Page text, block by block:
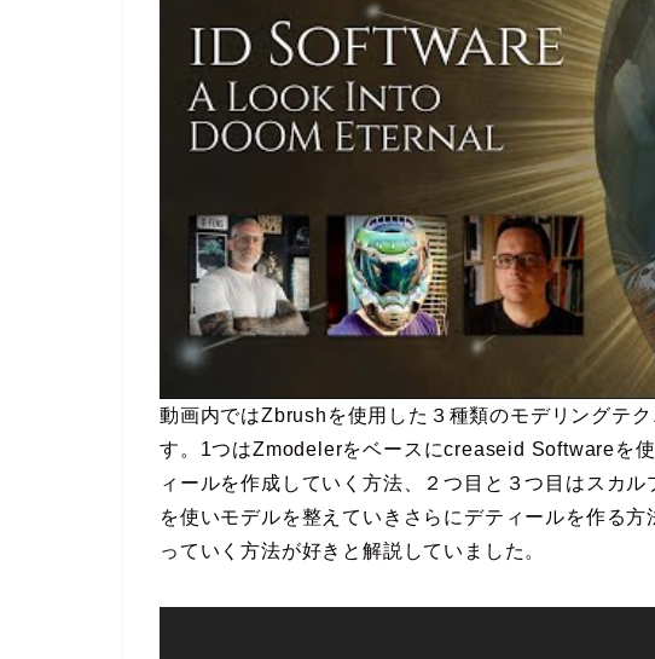
動画内ではZbrushを使用した３種類のモデリングテ
す。1つはZmodelerをベースにcreaseid Softwareを
ィールを作成していく方法、２つ目と３つ目はスカ
を使いモデルを整えていきさらにデティールを作る
っていく方法が好きと解説していました。